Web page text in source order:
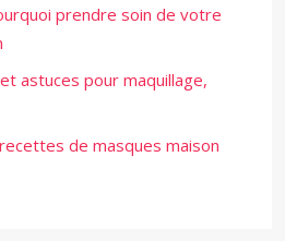
prendre soin de votre
astuces pour maquillage,
de masques maison